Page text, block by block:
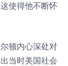
使得他不断怀
顿内心深处对
当时美国社会